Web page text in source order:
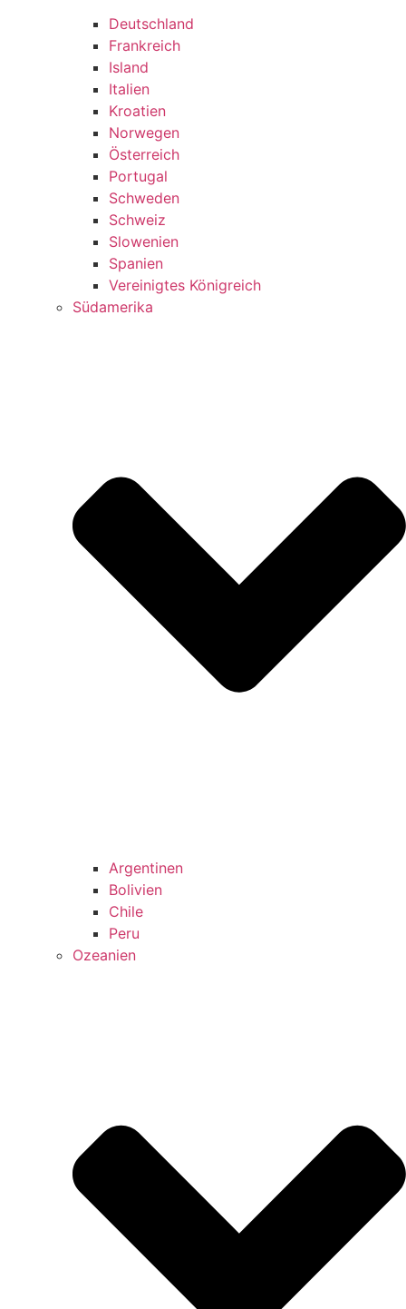
Deutschland
Frankreich
Island
Italien
Kroatien
Norwegen
Österreich
Portugal
Schweden
Schweiz
Slowenien
Spanien
Vereinigtes Königreich
Südamerika
Argentinen
Bolivien
Chile
Peru
Ozeanien